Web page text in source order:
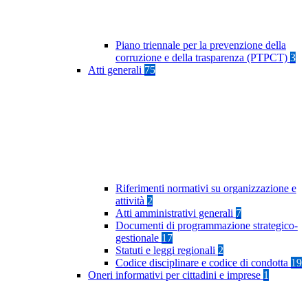
Piano triennale per la prevenzione della
corruzione e della trasparenza (PTPCT) 3
Atti generali 75
Riferimenti normativi su organizzazione e
attività 2
Atti amministrativi generali 7
Documenti di programmazione strategico-
gestionale 17
Statuti e leggi regionali 2
Codice disciplinare e codice di condotta 19
Oneri informativi per cittadini e imprese 1